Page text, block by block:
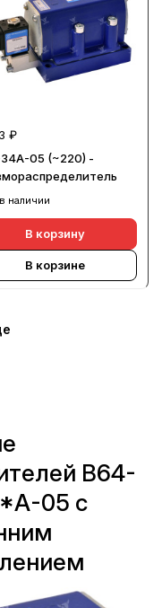
₽
05 (~220) -
наличии
В корзину
В корзине
В64-
05 с